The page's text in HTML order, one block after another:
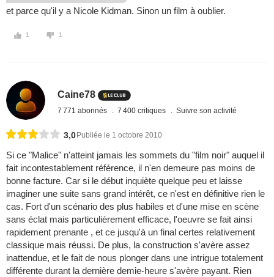
et parce qu'il y a Nicole Kidman. Sinon un film à oublier.
1 1
Caine78
7 771 abonnés 7 400 critiques Suivre son activité
3,0 Publiée le 1 octobre 2010
Si ce "Malice" n'atteint jamais les sommets du "film noir" auquel il
fait incontestablement référence, il n'en demeure pas moins de
bonne facture. Car si le début inquiète quelque peu et laisse
imaginer une suite sans grand intérêt, ce n'est en définitive rien le
cas. Fort d'un scénario des plus habiles et d'une mise en scène
sans éclat mais particulièrement efficace, l'oeuvre se fait ainsi
rapidement prenante , et ce jusqu'à un final certes relativement
classique mais réussi. De plus, la construction s'avère assez
inattendue, et le fait de nous plonger dans une intrigue totalement
différente durant la dernière demie-heure s'avère payant. Rien